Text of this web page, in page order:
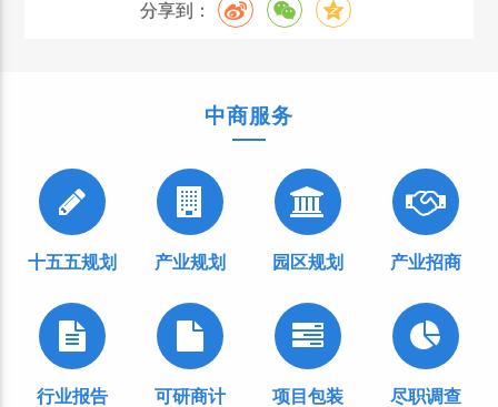
分享到：
中商服务
十五五规划 产业规划 园区规划 产业招商
行业报告 可研商计 项目包装 尽职调查